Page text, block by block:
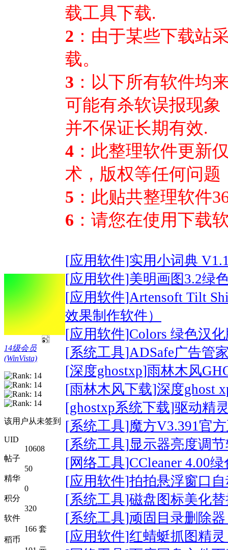
14级会员
(WinVista)
该用户从未签到
UID
10608
帖子
50
精华
0
积分
320
软件
166 套
稻币
载工具下载.
2 ：由于某些下载站
载。
3 ：以下所有软件均
可能有杀软误报现
并不保证长期有效.
4 ：此整理软件更新
术，版权等任何问题
5 ：此贴共整理软件
6 ：请您在使用下载
[应用软件]实用小词典
[应用软件]美明画图3.2绿
[应用软件]Artensoft Tilt
效果制作软件）
[应用软件]Colors 绿色汉
[系统工具]ADSafe广告管
[深度ghostxp]雨林木风
[雨林木风下载]深度ghost
[ghostxp系统下载]驱动精
[系统工具]魔方V3.391官
[系统工具]显示器亮度调
[网络工具]CCleaner 4.00
[应用软件]拍拍悬浮窗口
[系统工具]磁盘图标美化
[系统工具]顽固目录删除
[应用软件]红蜻蜓抓图精